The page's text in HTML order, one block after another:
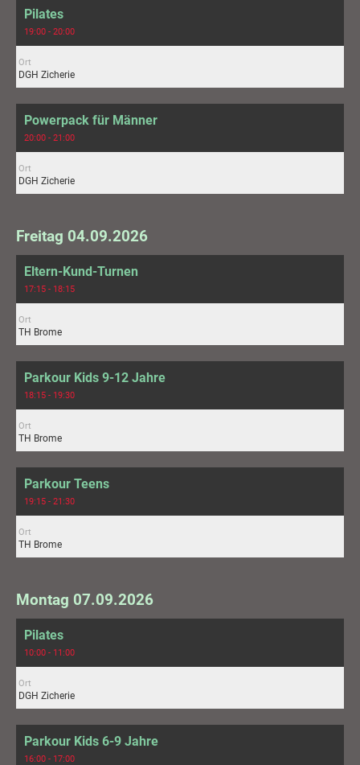
Pilates
19:00 - 20:00
Ort
DGH Zicherie
Powerpack für Männer
20:00 - 21:00
Ort
DGH Zicherie
Freitag 04.09.2026
Eltern-Kund-Turnen
17:15 - 18:15
Ort
TH Brome
Parkour Kids 9-12 Jahre
18:15 - 19:30
Ort
TH Brome
Parkour Teens
19:15 - 21:30
Ort
TH Brome
Montag 07.09.2026
Pilates
10:00 - 11:00
Ort
DGH Zicherie
Parkour Kids 6-9 Jahre
16:00 - 17:00